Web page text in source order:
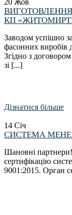
КП
Заводом успішно
фасонних
Згідно з
зі [...]
Дізнатися більше
14 Січ
СИСТЕМА
Шановні
сертифікацію
9001:2015. Орган